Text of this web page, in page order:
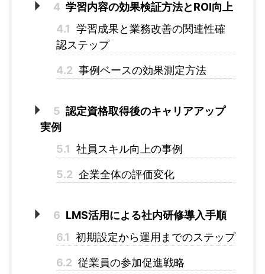
4 学習内容の効果検証方法とROI向上
4.1 学習成果と業務改善の関連性確
認ステップ
4.2 事例ベースの効果測定方法
5 認定資格取得後のキャリアアップ
実例
5.1 社員スキル向上の事例
5.2 企業全体の評価変化
6 LMS活用による社内研修導入手順
6.1 初期設定から運用までのステップ
6.2 従業員の参加促進戦略